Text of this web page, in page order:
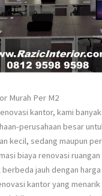
Murah Per M2
kantor, kami
perusahaan besar
kecil, sedang maupun
biaya renovasi
jauh dengan
kantor yang